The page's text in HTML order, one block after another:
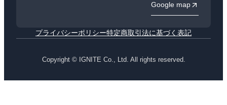
Google map
プライバシーポリシー特定商取引法に基づく表記
Copyright © IGNITE Co., Ltd. All rights reserved.